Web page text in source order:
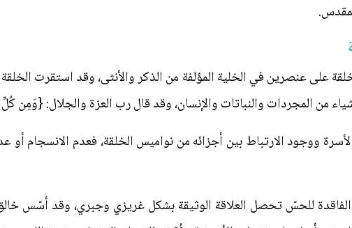
على عنصرين في الخلية المؤلفة من الذكر والأنثى، وقد استقرت
من المجردات والنباتات والإنسان، وقد قال رب العزة والجلال: {وَمِن
ووجود الارتباط بين أجزائه من نواميس الخلقة، فعدم الانسجام أو
للحسّ تحصل العلاقة الوثيقة بشكل غريزي وجبري، وقد أسّس خالق